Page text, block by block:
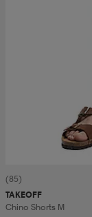
(85)
TAKEOFF
Chino Shorts M